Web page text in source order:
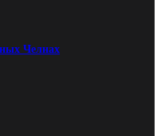
Челнах